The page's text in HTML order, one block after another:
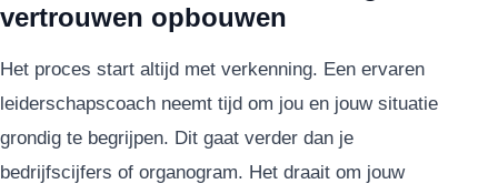
vertrouwen opbouwen
Het proces start altijd met verkenning. Een ervaren
leiderschapscoach neemt tijd om jou en jouw situatie
grondig te begrijpen. Dit gaat verder dan je
bedrijfscijfers of organogram. Het draait om jouw